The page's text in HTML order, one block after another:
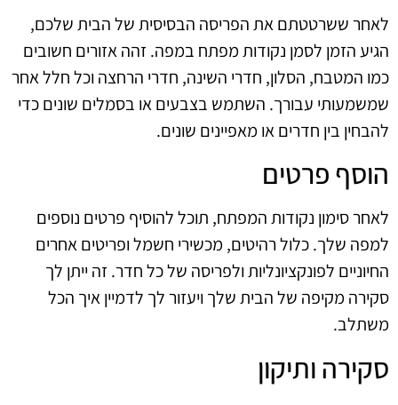
לאחר ששרטטתם את הפריסה הבסיסית של הבית שלכם,
הגיע הזמן לסמן נקודות מפתח במפה. זהה אזורים חשובים
כמו המטבח, הסלון, חדרי השינה, חדרי הרחצה וכל חלל אחר
שמשמעותי עבורך. השתמש בצבעים או בסמלים שונים כדי
להבחין בין חדרים או מאפיינים שונים.
הוסף פרטים
לאחר סימון נקודות המפתח, תוכל להוסיף פרטים נוספים
למפה שלך. כלול רהיטים, מכשירי חשמל ופריטים אחרים
החיוניים לפונקציונליות ולפריסה של כל חדר. זה ייתן לך
סקירה מקיפה של הבית שלך ויעזור לך לדמיין איך הכל
משתלב.
סקירה ותיקון